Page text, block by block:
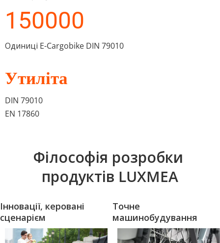
150000
Одиниці E-Cargobike DIN 79010
Утиліта
DIN 79010
EN 17860
Філософія розробки
продуктів LUXMEA
Інновації, керовані
сценарієм
Точне
машинобудування